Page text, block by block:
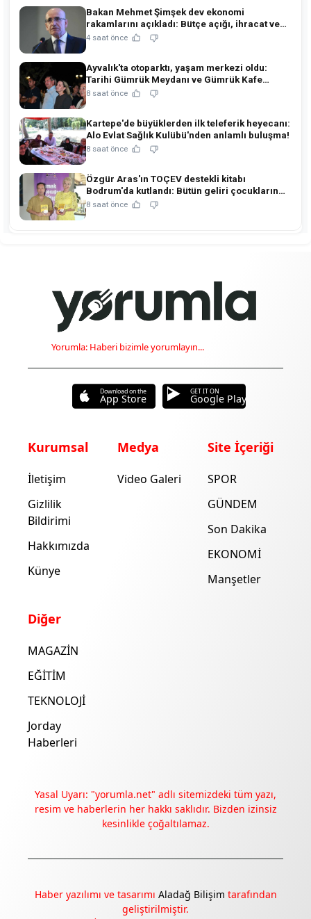
Deneyimini iyileştirmek ve içeriğimizi geliştirmek için çerezler
yalnızca onayınla.
Bakan Mehmet Şimşek dev ekonomi
rakamlarını açıkladı: Bütçe açığı, ihracat ve
rezervlerde kritik tablo!
4 saat önce
Ayvalık'ta otoparktı, yaşam merkezi oldu:
Tarihi Gümrük Meydanı ve Gümrük Kafe
açıldı!
8 saat önce
Kartepe'de büyüklerden ilk teleferik heyecanı:
Alo Evlat Sağlık Kulübü'nden anlamlı buluşma!
8 saat önce
Özgür Aras'ın TOÇEV destekli kitabı
Bodrum'da kutlandı: Bütün geliri çocukların
eğitimine!
8 saat önce
Yorumla: Haberi bizimle yorumlayın...
Download on the
App Store
GET IT ON
Google Play
Kurumsal
İletişim
Gizlilik
Bildirimi
Hakkımızda
Künye
Medya
Video Galeri
Site İçeriği
SPOR
GÜNDEM
Son Dakika
EKONOMİ
Manşetler
Diğer
MAGAZİN
EĞİTİM
TEKNOLOJİ
Jorday
Haberleri
Yasal Uyarı: "yorumla.net" adlı sitemizdeki tüm yazı,
resim ve haberlerin her hakkı saklıdır. Bizden izinsiz
kesinlikle çoğaltılamaz.
Haber yazılımı ve tasarımı Aladağ Bilişim tarafından
geliştirilmiştir.